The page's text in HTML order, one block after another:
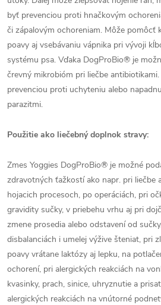
byť prevenciou proti hnačkovým
či zápalovým ochoreniam. Môže pomôcť
poavy aj vsebávaniu vápnika pri vývoji
systému psa. Vďaka DogProBio® je
črevný mikrobióm pri liečbe
prevenciou proti uchyteniu alebo
parazitmi.
Použitie ako liečebný doplnok stravy:
Zmes Yoggies DogProBio® je možné
zdravotných ťažkostí ako napr. pri liečbe
hojacich procesoch, po operáciách, pri
gravidity sučky, v priebehu vrhu aj pri
zmene prosedia alebo odstavení od
disbalanciách i umelej výžive šteniat, pri
poavy vrátane laktózy aj lepku, na
ochorení, pri alergických reakciách na
kvasinky, prach, sinice, uhryznutie a
alergických reakciách na vnútorné